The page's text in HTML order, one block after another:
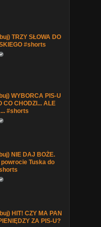
TRZY SŁOWA DO
#shorts
WYBORCA PIS-U
CO CHODZI... ALE
#shorts
NIE DAJ BOŻE.
Tuska do
HIT! CZY MA PAN
ZA PIS-U?